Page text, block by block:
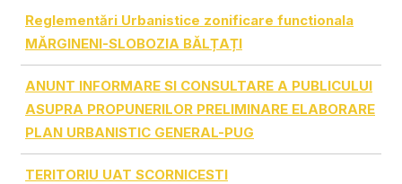
Reglementări Urbanistice zonificare functionala
MĂRGINENI-SLOBOZIA BĂLȚAȚI
ANUNT INFORMARE SI CONSULTARE A PUBLICULUI
ASUPRA PROPUNERILOR PRELIMINARE ELABORARE
PLAN URBANISTIC GENERAL-PUG
TERITORIU UAT SCORNICESTI